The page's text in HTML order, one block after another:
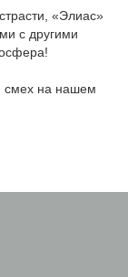
«Элиас»
с другими
смех на нашем